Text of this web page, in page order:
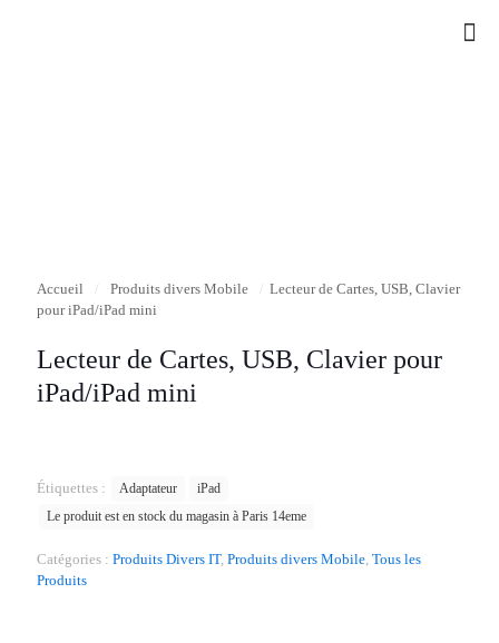
Accueil Produits divers Mobile
Lecteur de Cartes, USB, Clavier
pour iPad/iPad mini
Lecteur de Cartes, USB, Clavier pour
iPad/iPad mini
Étiquettes : Adaptateur
iPad
Le produit est en stock du magasin à Paris 14eme
Catégories : Produits Divers IT, Produits divers Mobile, Tous les
Produits